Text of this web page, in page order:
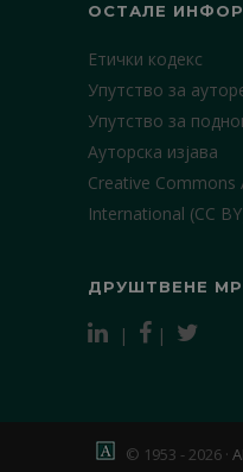
ОСТАЛЕ
Етички кодекс
Упутство за
Упутство за
Ауторска изјава
Creative Commons
International (CC
ДРУШТВЕНЕ
| |
© 1953 - 2026 ·